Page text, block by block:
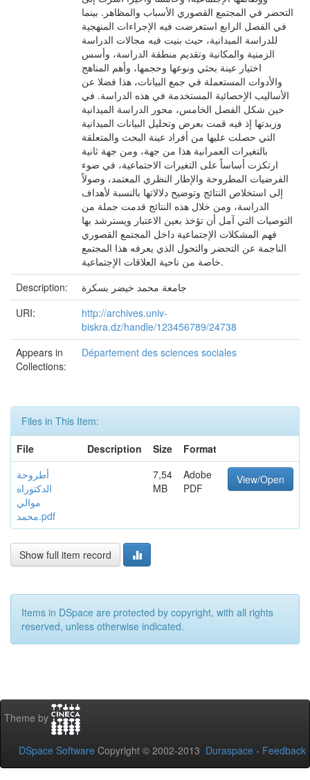
التحضر في المجتمع القصوري الأسباب والمظاهر. بينما
في الفصل الرابع استعرضت فيه الإجراءات المنهجية
للدراسة الميدانية، حيث بنيت فيه مجالات الدراسة
الزمنية والمكانية وتقديم منطقة الدراسة، وأسس
اختيار عينة بحثي ونوعها وحجمها، وأهم المناهج
والأدوات المستعملة في جمع البيانات، هذا فضلا عن
الأساليب الإحصائية المستخدمة في هذه الدراسة. في
حين شكل الفصل الخامس، محور الدراسة الميدانية
وزبدتها إذ فيه قمت بعرض وتحليل البيانات الميدانية
التي حصلت عليها من أفراد عينة البحث والمتعلقة
بالتغيرات العمرانية هذا من جهة، ومن جهة ثانية
ارتكزت أساساً على التغيرات الاجتماعية، في ضوء
الفرضيات المطروحة والإطار النظري المعتمد، وصولاً
إلى استخلاص النتائج وتوضيح دلالاتها بالنسبة لأهداف
الدراسة، ومن خلال هذه النتائج قدمت جملة من
التوصيات التي آمل أن تؤخذ بعين الاعتبار ويسترشد بها
فهم المشكلات الإجتماعية داخل المجتمع القصوري
الناجمة عن التحضر والتحول الذي يعرفه هذا المجتمع
خاصة من ناحية العلاقات الإجتماعية.
Description:
جامعة محمد خيضر بسكرة
URI:
http://archives.univ-
biskra.dz/handle/123456789/24738
Appears in
Collections:
Département des sciences sociales
Files in This Item:
File
Description Size
Format
أطروحة
الدكتوراه
موالي
محمد.pdf
7,54
MB
Adobe
PDF
View/Open
Show full item record
Items in DSpace are protected by copyright, with all rights
reserved, unless otherwise indicated.
Theme by
DSpace Software Copyright © 2002-2013 Duraspace - Feedback